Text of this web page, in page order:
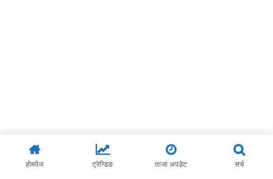
होमपेज ट्रेन्डिङ ताजा अपडेट सर्च